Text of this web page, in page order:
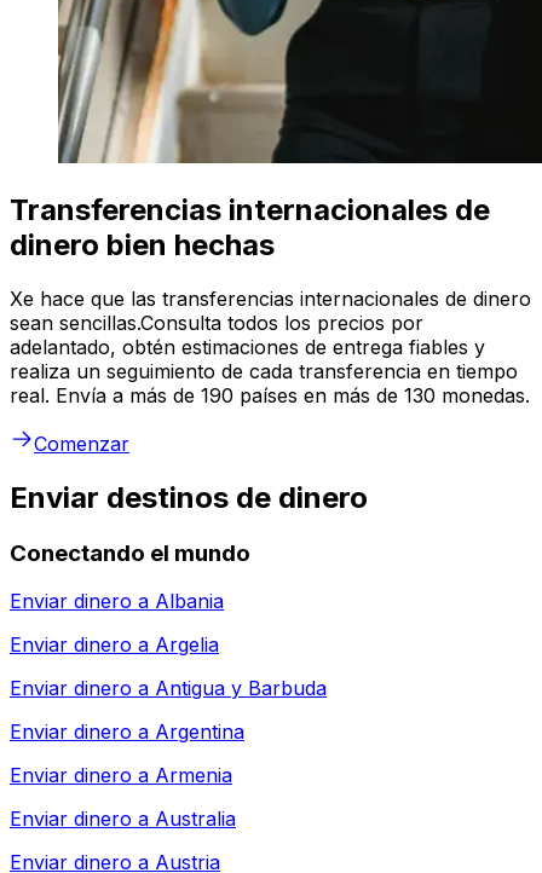
Transferencias internacionales de
dinero bien hechas
Xe hace que las transferencias internacionales de dinero
sean sencillas.Consulta todos los precios por
adelantado, obtén estimaciones de entrega fiables y
realiza un seguimiento de cada transferencia en tiempo
real. Envía a más de 190 países en más de 130 monedas.
Comenzar
Enviar destinos de dinero
Conectando el mundo
Enviar dinero a Albania
Enviar dinero a Argelia
Enviar dinero a Antigua y Barbuda
Enviar dinero a Argentina
Enviar dinero a Armenia
Enviar dinero a Australia
Enviar dinero a Austria